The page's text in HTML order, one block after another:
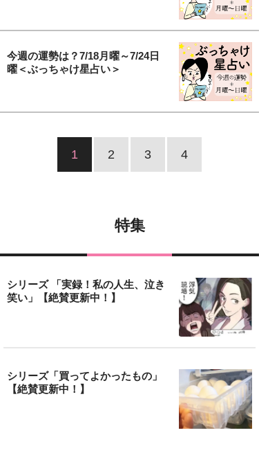
今週の運勢は？7/18月曜～7/24日
曜＜ぶっちゃけ星占い＞
1 2 3 4
特集
シリーズ 「実録！私の人生、泣き
笑い」【絶賛更新中！】
シリーズ「買ってよかったもの」
【絶賛更新中！】